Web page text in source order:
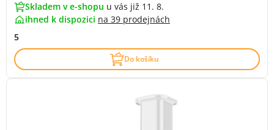
Skladem v e-shopu u vás již 11. 8.
ihned k dispozici na 39 prodejnách
5
Do košíku